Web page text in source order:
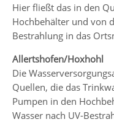
Hier fließt das in den
Hochbehälter und von
Bestrahlung in das
Allertshofen/Hoxhohl
Die
Quellen, die das
Pumpen in den
Wasser nach UV-